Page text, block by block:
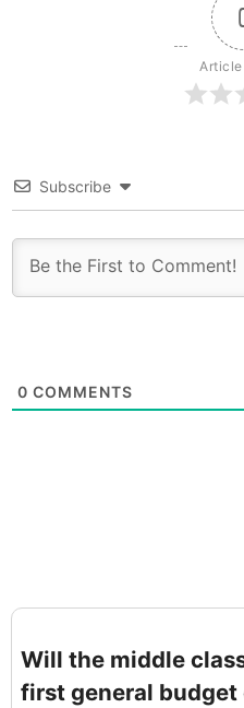
Subscribe
0 COMMENTS
Will the middle
first general budget